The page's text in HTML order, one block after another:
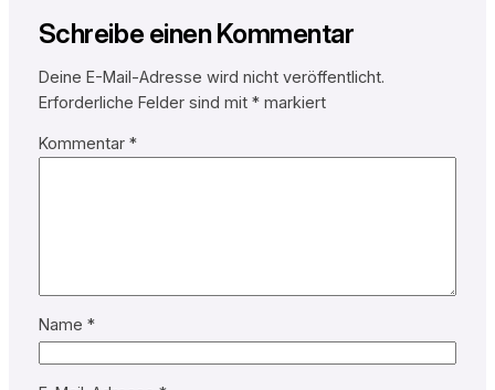
Schreibe einen Kommentar
Deine E-Mail-Adresse wird nicht veröffentlicht.
Erforderliche Felder sind mit *markiert
Kommentar *
Name *